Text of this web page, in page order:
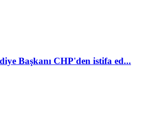
Başkanı CHP'den istifa ed...